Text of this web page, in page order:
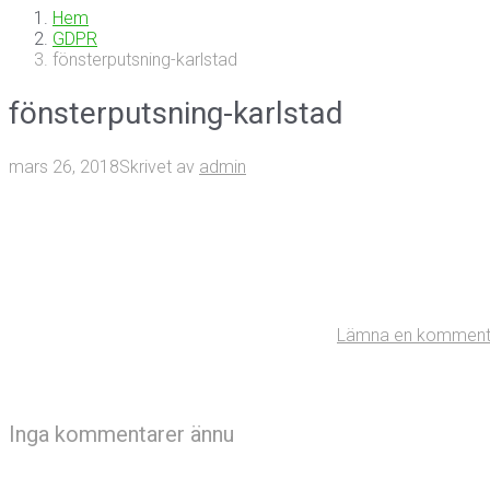
Hem
GDPR
fönsterputsning-karlstad
fönsterputsning-karlstad
mars 26, 2018Skrivet av admin
Lämna en
Inga kommentarer ännu